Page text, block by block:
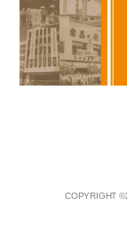
COPYRIGHT©